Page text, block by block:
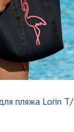
пляжа Lorin T/